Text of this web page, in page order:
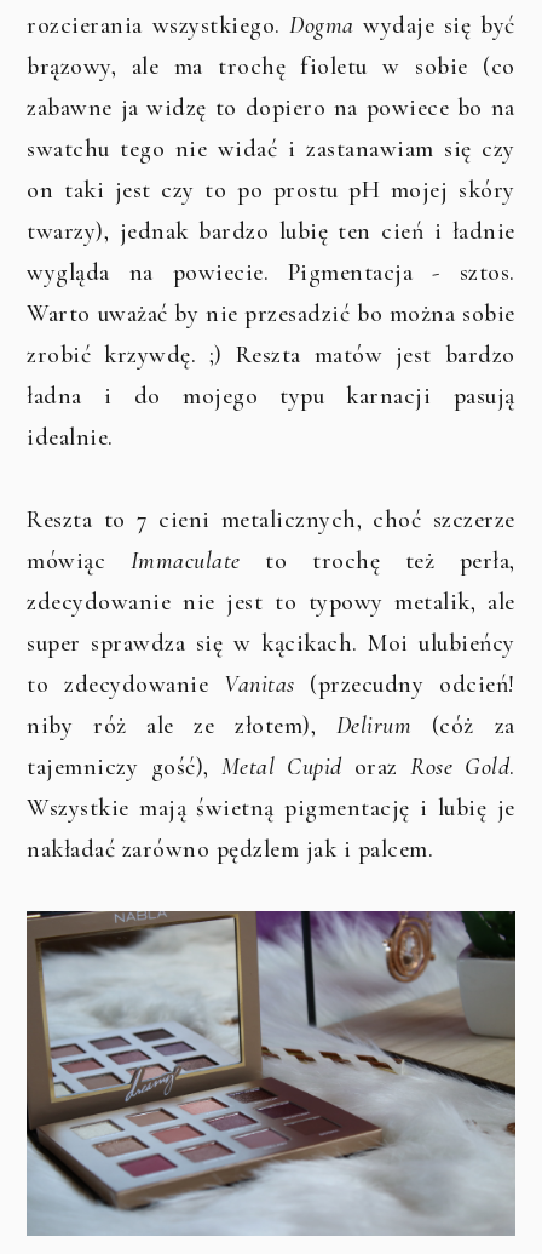
rozcierania wszystkiego.Dogma wydaje się być
brązowy, ale ma trochę fioletu w sobie (co
zabawne ja widzę to dopiero na powiece bo na
swatchu tego nie widać i zastanawiam się czy
on taki jest czy to po prostu pH mojej skóry
twarzy), jednak bardzo lubię ten cień i ładnie
wygląda na powiecie. Pigmentacja - sztos.
Warto uważać by nie przesadzić bo można sobie
zrobić krzywdę. ;) Reszta matów jest bardzo
ładna i do mojego typu karnacji pasują
idealnie.
Reszta to 7 cieni metalicznych, choć szczerze
mówiąc Immaculate to trochę też perła,
zdecydowanie nie jest to typowy metalik, ale
super sprawdza się w kącikach. Moi ulubieńcy
to zdecydowanie Vanitas (przecudny odcień!
niby róż ale ze złotem), Delirum (cóż za
tajemniczy gość), Metal Cupid oraz Rose Gold.
Wszystkie mają świetną pigmentację i lubię je
nakładać zarówno pędzlem jak i palcem.